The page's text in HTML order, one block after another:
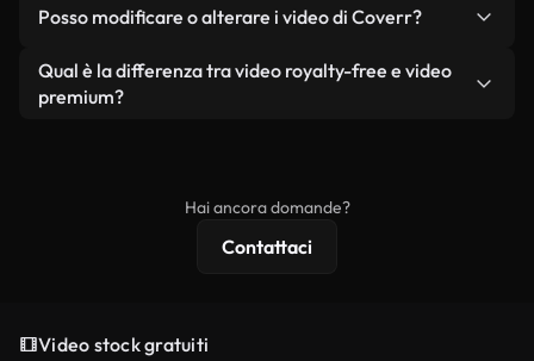
condizione che non si rivendano o ridistribuiscano
reali o generati dall'intelligenza artificiale, include
filigrane. Avrai a disposizione filmati puliti e pronti
all'uso.
Posso modificare o alterare i video di Coverr?
Sì. Siete liberi di tagliare, ritagliare o remixare i
nostri video. Assicuratevi solo che il prodotto
Qual è la differenza tra video royalty-free e video
premium?
Hai ancora domande?
Contattaci
Video stock gratuiti